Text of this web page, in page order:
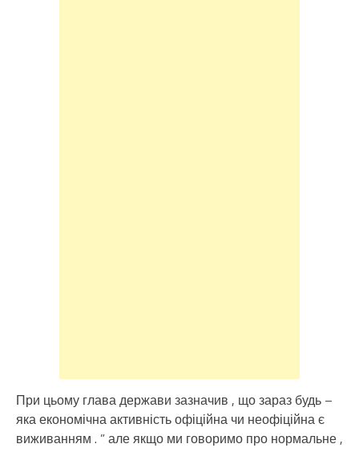
При цьому глава держави зазначив , що зараз будь –
яка економічна активність офіційна чи неофіційна є
виживанням . ” але якщо ми говоримо про нормальне ,